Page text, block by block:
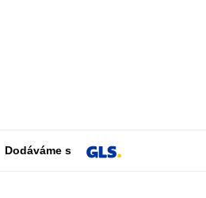
Dodáváme s